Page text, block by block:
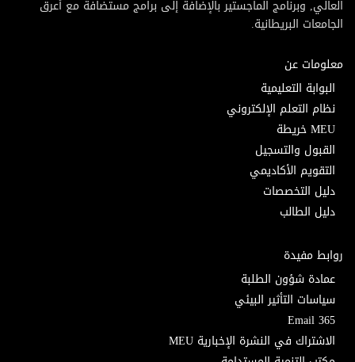
العالي, وبرنامج الماجستير بالإضافة إلى برامج مستضافة مع أعرق
الجامعات البريطانية.
معلومات عن
البوابة التعليمية
نظام التعلم الإلكتروني
MEU خريطة
القبول والتسجيل
التقويم الأكاديمي
دليل التخصصات
دليل الطالب
روابط مفيدة
عمادة شؤون الطلبة
سياسات التأثير البيئي
Email 365
الاشتراك في النشرة الإخبارية MEU